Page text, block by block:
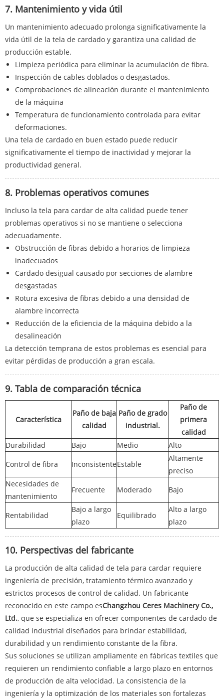
7. Mantenimiento y vida útil
Un mantenimiento adecuado prolonga significativamente la
vida útil de la tela de cardado y garantiza una calidad de
producción estable.
Limpieza periódica para eliminar la acumulación de fibra.
Inspección de cables doblados o desgastados.
Comprobaciones de alineación durante el mantenimiento
de la máquina
Temperatura de funcionamiento controlada para evitar
deformaciones.
Una tela de cardado en buen estado puede reducir
significativamente el tiempo de inactividad y mejorar la
productividad general.
8. Problemas operativos comunes
Incluso la tela para cardar de alta calidad puede tener
problemas operativos si no se mantiene o selecciona
adecuadamente.
Obstrucción de fibras debido a horarios de limpieza
inadecuados
Cardado desigual causado por secciones de alambre
desgastadas
Rotura excesiva de fibras debido a una densidad de
alambre incorrecta
Reducción de la eficiencia de la máquina debido a la
desalineación
La detección temprana de estos problemas es esencial para
evitar pérdidas de producción a gran escala.
9. Tabla de comparación técnica
Característica
Paño de baja
calidad
Paño de grado
industrial.
Paño de
primera
calidad
Durabilidad
Bajo Medio
Alto
Control de fibra
InconsistenteEstable
Altamente
preciso
Necesidades de
mantenimiento
Frecuente Moderado Bajo
Rentabilidad
Bajo a largo
plazo
Equilibrado
Alto a largo
plazo
10. Perspectivas del fabricante
La producción de alta calidad de tela para cardar requiere
ingeniería de precisión, tratamiento térmico avanzado y
estrictos procesos de control de calidad. Un fabricante
reconocido en este campo esChangzhou Ceres Machinery Co.,
Ltd., que se especializa en ofrecer componentes de cardado de
calidad industrial diseñados para brindar estabilidad,
durabilidad y un rendimiento constante de la fibra.
Sus soluciones se utilizan ampliamente en fábricas textiles que
requieren un rendimiento confiable a largo plazo en entornos
de producción de alta velocidad. La consistencia de la
ingeniería y la optimización de los materiales son fortalezas